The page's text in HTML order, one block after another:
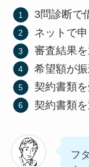
3問診断で
ネットで
審査結果
希望額が
契約書類
契約書類
フ